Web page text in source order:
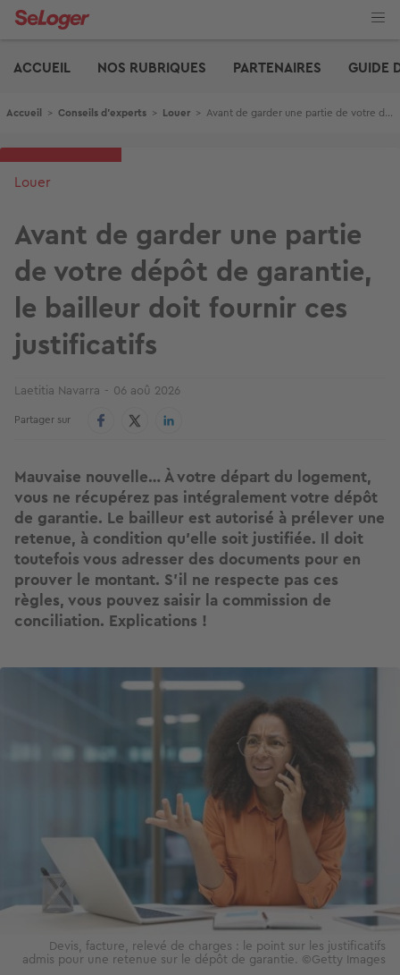
Aller
ACCUEIL
NOS RUBRIQUES PARTENAIRES GUIDE
Fil d'Ariane
Accueil > Conseils d'experts > Louer > Avant de garder une partie de votre dépôt de garantie, le bailleur doit fournir ces justificatifs
Louer
Avant de garder une partie
de votre dépôt de garantie,
le bailleur doit fournir ces
justificatifs
Laetitia Navarra 06 aoû 2026
Partager sur
Mauvaise nouvelle… À votre départ du logement,
vous ne récupérez pas intégralement votre dépôt
de garantie. Le bailleur est autorisé à prélever une
retenue, à condition qu’elle soit justifiée. Il doit
toutefois vous adresser des documents pour en
prouver le montant. S’il ne respecte pas ces
règles, vous pouvez saisir la commission de
conciliation. Explications !
Image
Devis, facture, relevé de charges : le point sur les justificatifs
admis pour une retenue sur le dépôt de garantie. ©Getty Images